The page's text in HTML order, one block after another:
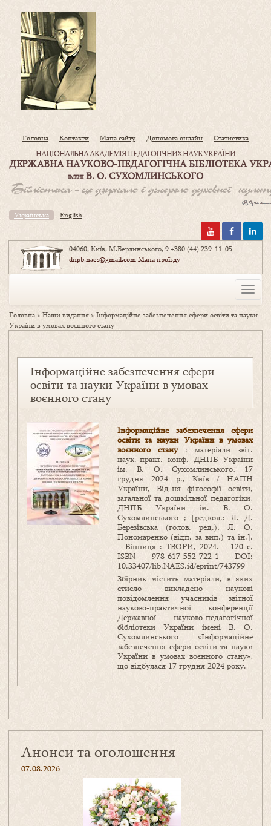
Головна Контакти Мапа сайту Допомога онлайн Статистика
НАЦІОНАЛЬНА АКАДЕМІЯ ПЕДАГОГІЧНИХ НАУК УКРАЇНИ
ДЕРЖАВНА НАУКОВО-ПЕДАГОГІЧНА БІБЛІОТЕКА
ІМЕНІВ. О. СУХОМЛИНСЬКОГО
Українська English
04060, Київ, М.Берлинського, 9+380 (44) 239-11-05
dnpb.naes@gmail.comМапа проїзду
Toggle
Головна >Наши видання >Інформаційне забезпечення сфери освіти та науки
України в умовах воєнного стану
Інформаційне забезпечення сфери
освіти та науки України в умовах
воєнного стану
Інформаційне забезпечення сфери
освіти та науки України в умовах
воєнного стану: матеріали звіт.
наук.-практ. конф. ДНПБ України
ім. В. О. Сухомлинського, 17
грудня 2024 р., Київ / НАПН
України, Від-ня філософії освіти,
загальної та дошкільної педагогіки,
ДНПБ України ім. В. О.
Сухомлинського ; [редкол.: Л. Д.
Березівська (голов. ред.), Л. О.
Пономаренко (відп. за вип.) та ін.].
– Вінниця : ТВОРИ, 2024. – 120 с.
ISBN 978-617-552-722-1 DOI:
10.33407/lib.NAES.id/eprint/743799
Збірник містить матеріали, в яких
стисло викладено наукові
повідомлення учасників звітної
науково-практичної конференції
Державної науково-педагогічної
бібліотеки України імені В. О.
Сухомлинського «Інформаційне
забезпечення сфери освіти та науки
України в умовах воєнного стану»,
що відбулася 17 грудня 2024 року.
Анонси та оголошення
07.08.2026